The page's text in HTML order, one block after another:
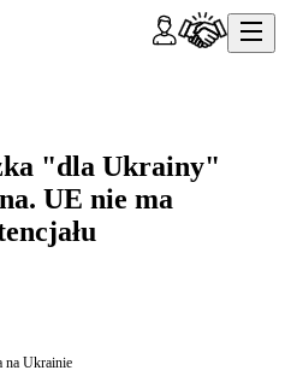
"dla Ukrainy"
UE nie ma
na Ukrainie